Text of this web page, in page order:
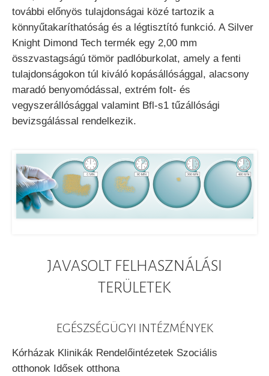
további előnyös tulajdonságai közé tartozik a
könnyűtakaríthatóság és a légtisztító funkció. A Silver
Knight Dimond Tech termék egy 2,00 mm
összvastagságú tömör padlóburkolat, amely a fenti
tulajdonságokon túl kiváló kopásállósággal, alacsony
maradó benyomódással, extrém folt- és
vegyszerállósággal valamint Bfl-s1 tűzállósági
bevizsgálással rendelkezik.
JAVASOLT FELHASZNÁLÁSI
TERÜLETEK
EGÉSZSÉGÜGYI INTÉZMÉNYEK
Kórházak Klinikák Rendelőintézetek Szociális
otthonok Idősek otthona